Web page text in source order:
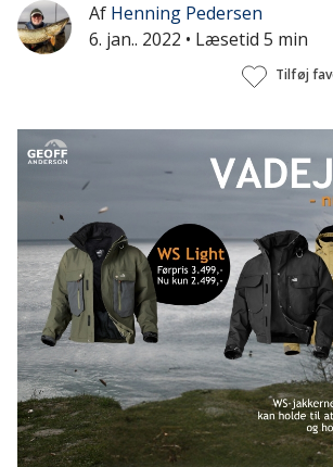
Af Henning Pedersen
6. jan.. 2022 • Læsetid 5 min
Tilføj